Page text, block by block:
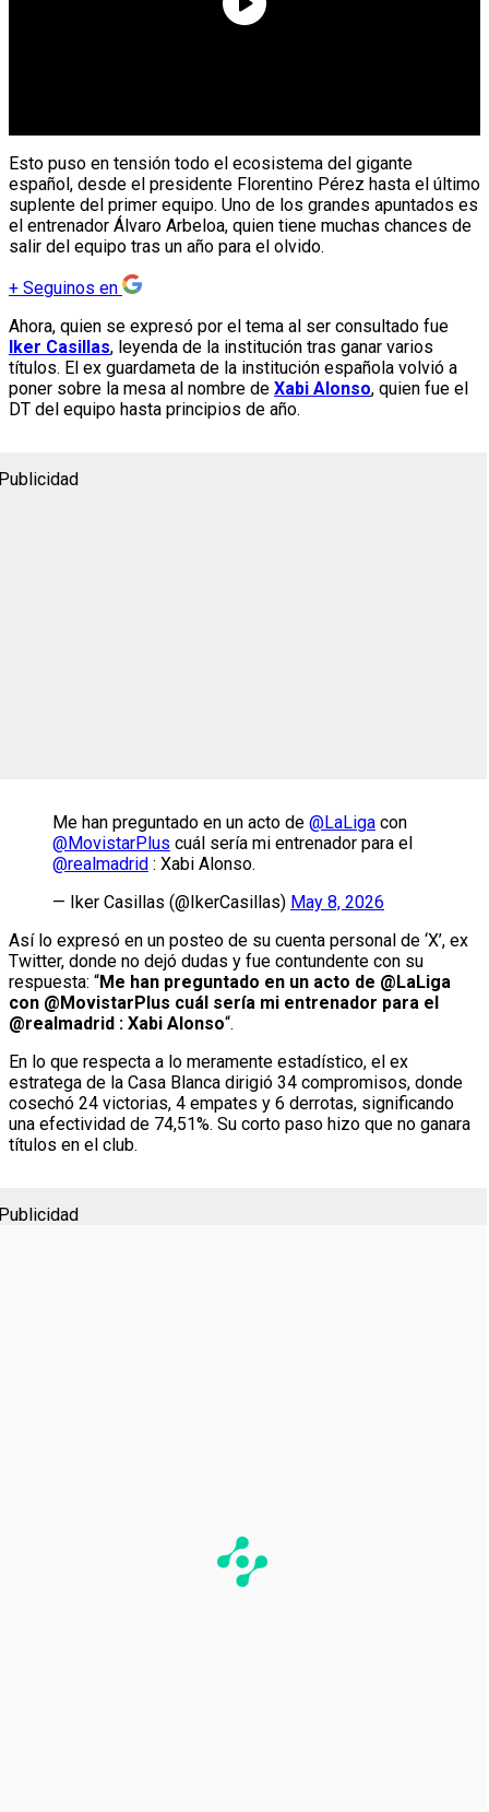
Esto puso en tensión todo el ecosistema del gigante
español, desde el presidente Florentino Pérez hasta el último
suplente del primer equipo. Uno de los grandes apuntados es
el entrenador Álvaro Arbeloa, quien tiene muchas chances de
salir del equipo tras un año para el olvido.
+ Seguinos en
Ahora, quien se expresó por el tema al ser consultado fue
Iker Casillas, leyenda de la institución tras ganar varios
títulos. El ex guardameta de la institución española volvió a
poner sobre la mesa al nombre de Xabi Alonso, quien fue el
DT del equipo hasta principios de año.
Me han preguntado en un acto de @LaLiga con
@MovistarPlus cuál sería mi entrenador para el
@realmadrid : Xabi Alonso.
— Iker Casillas (@IkerCasillas) May 8, 2026
Así lo expresó en un posteo de su cuenta personal de ‘X’, ex
Twitter, donde no dejó dudas y fue contundente con su
respuesta: “Me han preguntado en un acto de @LaLiga
con @MovistarPlus cuál sería mi entrenador para el
@realmadrid : Xabi Alonso“.
En lo que respecta a lo meramente estadístico, el ex
estratega de la Casa Blanca dirigió 34 compromisos, donde
cosechó 24 victorias, 4 empates y 6 derrotas, significando
una efectividad de 74,51%. Su corto paso hizo que no ganara
títulos en el club.